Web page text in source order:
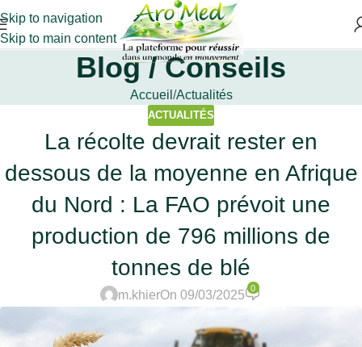
Skip to navigation
Skip to main content
Blog / Conseils
Accueil Actualités
ACTUALITÉS
La récolte devrait rester en
dessous de la moyenne en Afrique
du Nord : La FAO prévoit une
production de 796 millions de
tonnes de blé
m.khierOn 09/03/2025
0